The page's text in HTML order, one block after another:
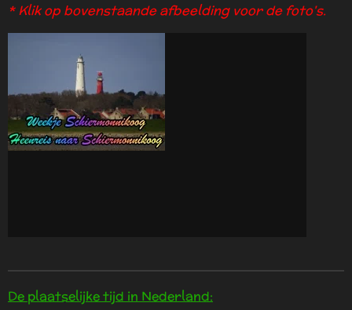
* Klik op bovenstaande afbeelding voor de foto's.
De plaatselijke tijd in Nederland: